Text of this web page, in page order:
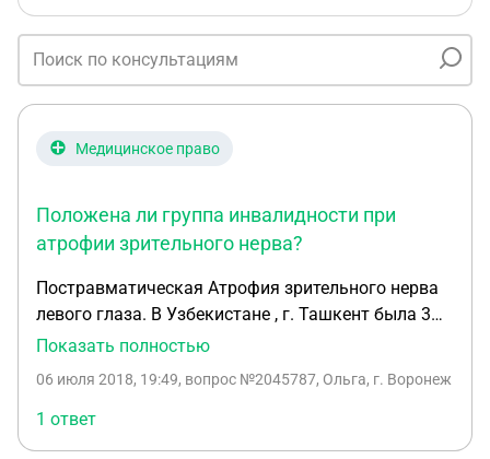
Медицинское право
Положена ли группа инвалидности при
атрофии зрительного нерва?
Постравматическая Атрофия зрительного нерва
левого глаза. В Узбекистане , г. Ташкент была 3
группа инвалидности. При переезде в РФ (уже
Законно ли это или нет?
Показать полностью
06 июля 2018, 19:49, вопрос №2045787, Ольга, г. Воронеж
1 ответ